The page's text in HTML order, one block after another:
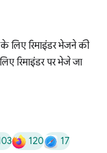
के लिए रिमाइंडर भेजने की
रिमाइंडर पर भेजे जा
120 17